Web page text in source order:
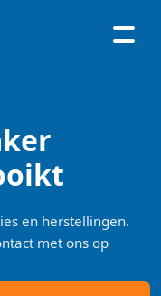
en herstellingen.
met ons op